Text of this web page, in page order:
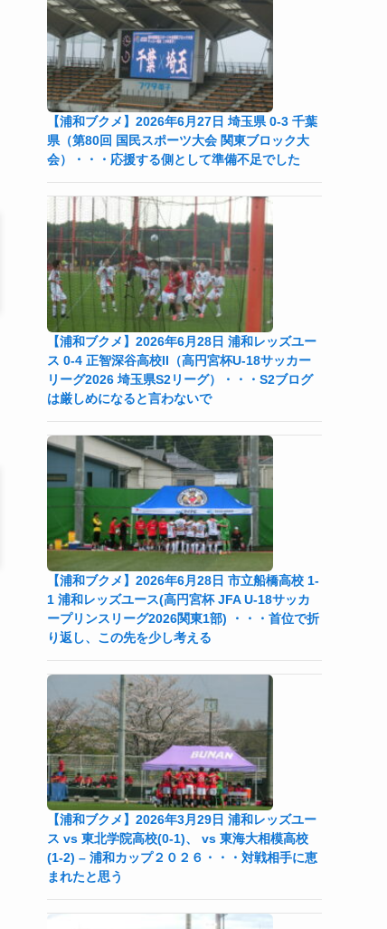
【浦和ブクメ】2026年6月27日 埼玉県 0-3 千葉
県（第80回 国民スポーツ大会 関東ブロック大
会）・・・応援する側として準備不足でした
【浦和ブクメ】2026年6月28日 浦和レッズユー
ス 0-4 正智深谷高校II（高円宮杯U-18サッカー
リーグ2026 埼玉県S2リーグ）・・・S2ブログ
は厳しめになると言わないで
【浦和ブクメ】2026年6月28日 市立船橋高校 1-
1 浦和レッズユース(高円宮杯 JFA U-18サッカ
ープリンスリーグ2026関東1部) ・・・首位で折
り返し、この先を少し考える
【浦和ブクメ】2026年3月29日 浦和レッズユー
ス vs 東北学院高校(0-1)、 vs 東海大相模高校
(1-2) – 浦和カップ２０２６・・・対戦相手に恵
まれたと思う